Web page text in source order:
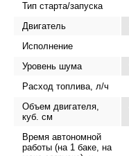
Тип старта/запуска
Двигатель
Исполнение
Уровень шума
Расход топлива, л/ч
Объем двигателя,
куб. см
Время автономной
работы (на 1 баке, на